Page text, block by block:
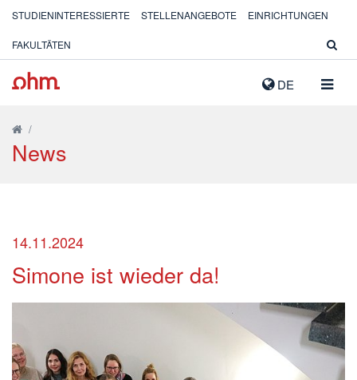
DE
STUDIENINTERESSIERTE STELLENANGEBOTE EINRICHTUNGEN
FAKULTÄTEN
/
News
14.11.2024
Simone ist wieder da!